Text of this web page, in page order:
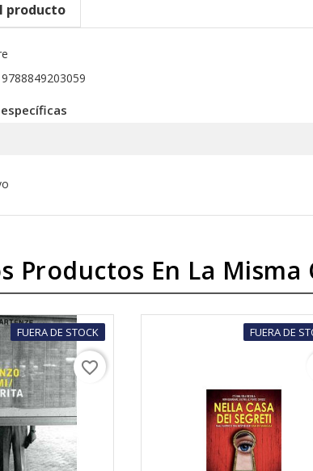
producto
9788849203059
Productos En La Misma
FUERA DE STOCK
favorite_border
FUERA DE